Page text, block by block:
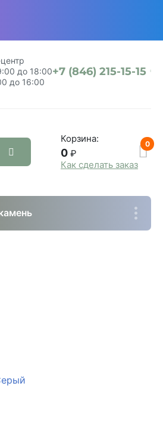
до 18:00
до 16:00
+7 (846) 215-15-15
Корзина:
0 ₽
Как сделать заказ
0